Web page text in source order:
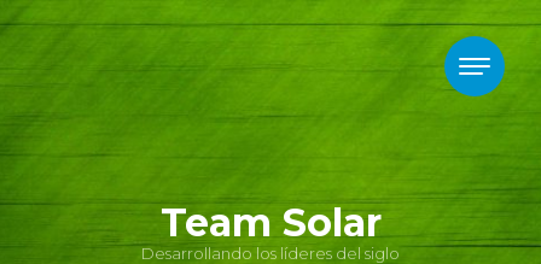
Team Solar
Desarrollando los líderes del siglo